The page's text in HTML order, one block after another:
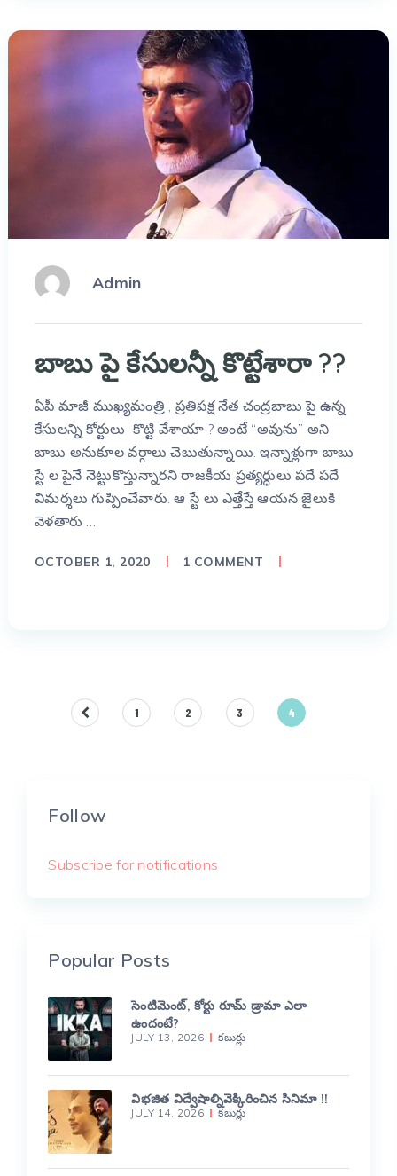
Admin
బాబు పై కేసులన్నీ కొట్టేశారా ??
ఏపీ మాజీ ముఖ్యమంత్రి , ప్రతిపక్ష నేత చంద్రబాబు పై ఉన్న
కేసులన్ని కోర్టులు కొట్టి వేశాయా ? అంటే “అవును” అని
బాబు అనుకూల వర్గాలు చెబుతున్నాయి. ఇన్నాళ్లుగా బాబు
స్టే ల పైనే నెట్టుకొస్తున్నారని రాజకీయ ప్రత్యర్ధులు పదే పదే
విమర్శలు గుప్పించేవారు. ఆ స్టే లు ఎత్తేస్తే ఆయన జైలుకి
వెళతారు …
OCTOBER 1, 2020 1 COMMENT
Posts 1 2 3 4
Follow
Subscribe for notifications
Popular Posts
సెంటిమెంట్, కోర్టు రూమ్ డ్రామా ఎలా
ఉందంటే?
JULY 13, 2026 కబుర్లు
విభజిత విద్వేషాల్నివెక్కిరించిన సినిమా !!
JULY 14, 2026 కబుర్లు